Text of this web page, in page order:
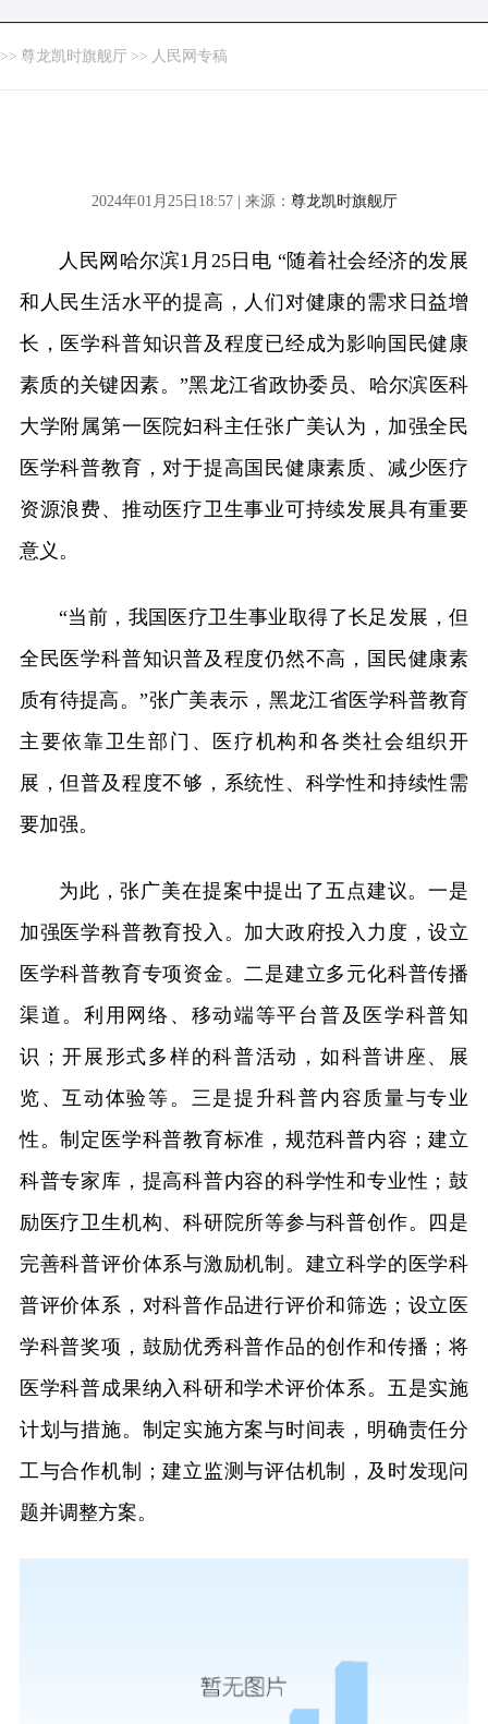
>> 尊龙凯时旗舰厅 >> 人民网专稿
2024年01月25日18:57 | 来源： 尊龙凯时旗舰厅
人民网哈尔滨1月25日电 “随着社会经济的发展
和人民生活水平的提高，人们对健康的需求日益增
长，医学科普知识普及程度已经成为影响国民健康
素质的关键因素。”黑龙江省政协委员、哈尔滨医科
大学附属第一医院妇科主任张广美认为，加强全民
医学科普教育，对于提高国民健康素质、减少医疗
资源浪费、推动医疗卫生事业可持续发展具有重要
意义。
“当前，我国医疗卫生事业取得了长足发展，但
全民医学科普知识普及程度仍然不高，国民健康素
质有待提高。”张广美表示，黑龙江省医学科普教育
主要依靠卫生部门、医疗机构和各类社会组织开
展，但普及程度不够，系统性、科学性和持续性需
要加强。
为此，张广美在提案中提出了五点建议。一是
加强医学科普教育投入。加大政府投入力度，设立
医学科普教育专项资金。二是建立多元化科普传播
渠道。利用网络、移动端等平台普及医学科普知
识；开展形式多样的科普活动，如科普讲座、展
览、互动体验等。三是提升科普内容质量与专业
性。制定医学科普教育标准，规范科普内容；建立
科普专家库，提高科普内容的科学性和专业性；鼓
励医疗卫生机构、科研院所等参与科普创作。四是
完善科普评价体系与激励机制。建立科学的医学科
普评价体系，对科普作品进行评价和筛选；设立医
学科普奖项，鼓励优秀科普作品的创作和传播；将
医学科普成果纳入科研和学术评价体系。五是实施
计划与措施。制定实施方案与时间表，明确责任分
工与合作机制；建立监测与评估机制，及时发现问
题并调整方案。